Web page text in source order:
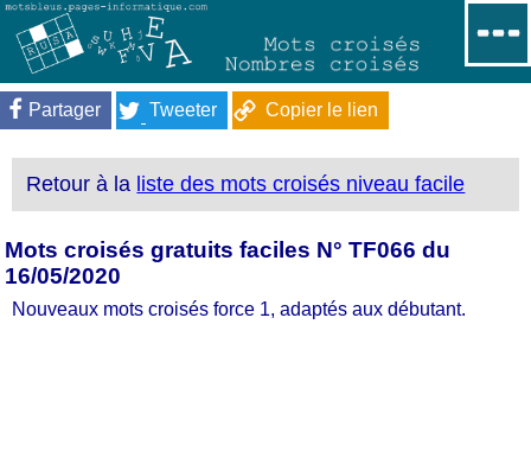
Partager Tweeter Copier le lien
Retour à la liste des mots croisés niveau facile
Mots croisés gratuits faciles N° TF066 du
16/05/2020
Nouveaux mots croisés force 1, adaptés aux débutant.